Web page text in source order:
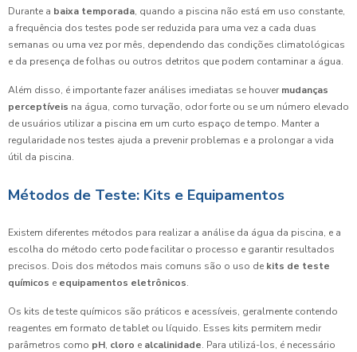
Durante a baixa temporada, quando a piscina não está em uso constante,
a frequência dos testes pode ser reduzida para uma vez a cada duas
semanas ou uma vez por mês, dependendo das condições climatológicas
e da presença de folhas ou outros detritos que podem contaminar a água.
Além disso, é importante fazer análises imediatas se houver mudanças
perceptíveis na água, como turvação, odor forte ou se um número elevado
de usuários utilizar a piscina em um curto espaço de tempo. Manter a
regularidade nos testes ajuda a prevenir problemas e a prolongar a vida
útil da piscina.
Métodos de Teste: Kits e Equipamentos
Existem diferentes métodos para realizar a análise da água da piscina, e a
escolha do método certo pode facilitar o processo e garantir resultados
precisos. Dois dos métodos mais comuns são o uso de kits de teste
químicos e equipamentos eletrônicos.
Os kits de teste químicos são práticos e acessíveis, geralmente contendo
reagentes em formato de tablet ou líquido. Esses kits permitem medir
parâmetros como pH, cloro e alcalinidade. Para utilizá-los, é necessário